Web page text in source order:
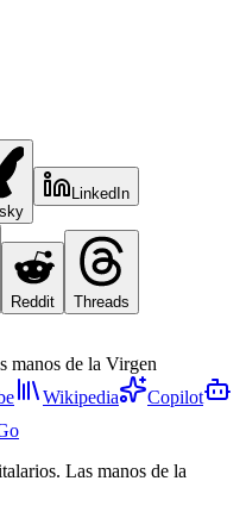
LinkedIn
Reddit Threads
manos de la Virgen
Wikipedia
Copilot
Las manos de la